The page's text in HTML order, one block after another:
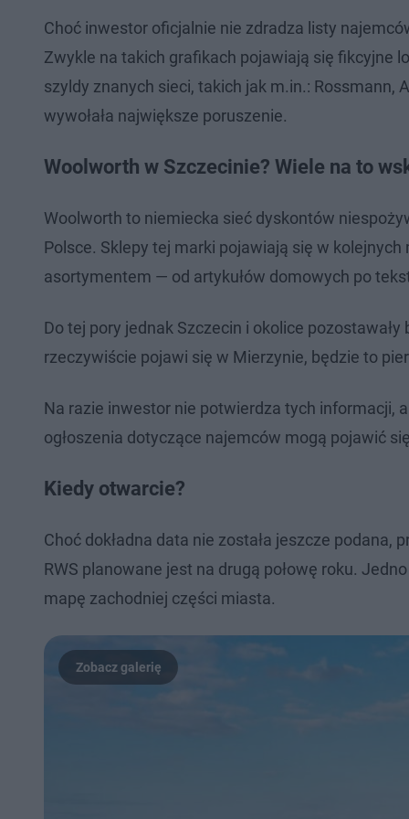
Choć inwestor oficjalnie nie zdradza listy
Zwykle na takich grafikach pojawiają się fikcyjne
szyldy znanych sieci, takich jak m.in.: Rossmann,
wywołała największe poruszenie.
Woolworth w Szczecinie? Wiele na to
Woolworth to niemiecka sieć dyskontów
Polsce. Sklepy tej marki pojawiają się w
asortymentem — od artykułów domowych po
Do tej pory jednak Szczecin i okolice
rzeczywiście pojawi się w Mierzynie, będzie to
Na razie inwestor nie potwierdza tych informacji,
ogłoszenia dotyczące najemców mogą pojawić
Kiedy otwarcie?
Choć dokładna data nie została jeszcze podana,
RWS planowane jest na drugą połowę roku.
mapę zachodniej części miasta.